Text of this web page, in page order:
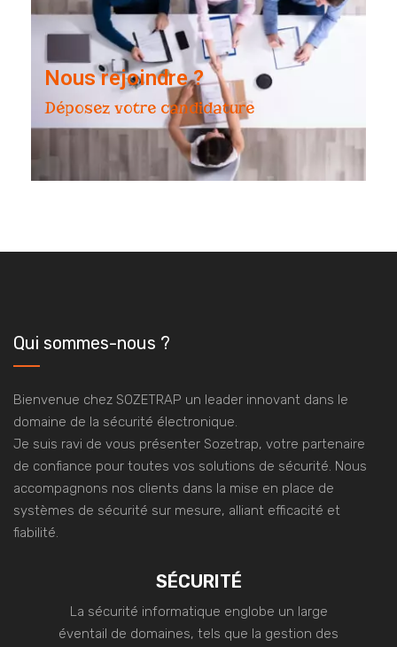
Nous rejoindre ?
Déposez votre candidature
Qui sommes-nous ?
Bienvenue chez SOZETRAP un leader innovant dans le
domaine de la sécurité électronique.
Je suis ravi de vous présenter Sozetrap, votre partenaire
de confiance pour toutes vos solutions de sécurité. Nous
accompagnons nos clients dans la mise en place de
systèmes de sécurité sur mesure, alliant efficacité et
fiabilité.
SÉCURITÉ
La sécurité informatique englobe un large
éventail de domaines, tels que la gestion des